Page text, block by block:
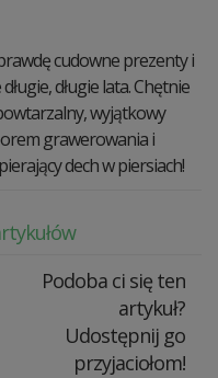
cudowne prezenty i
długie lata. Chętnie
wyjątkowy
grawerowania i
dech w piersiach!
Podoba ci się ten
artykuł?
Udostępnij go
przyjaciołom!